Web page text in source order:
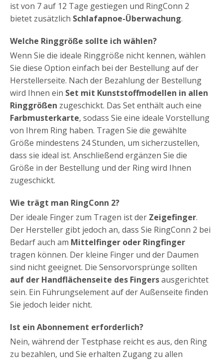
ist von 7 auf 12 Tage gestiegen und RingConn 2
bietet zusätzlich Schlafapnoe-Überwachung.
Welche Ringgröße sollte ich wählen?
Wenn Sie die ideale Ringgröße nicht kennen, wählen
Sie diese Option einfach bei der Bestellung auf der
Herstellerseite. Nach der Bezahlung der Bestellung
wird Ihnen ein Set mit Kunststoffmodellen in allen
Ringgrößen zugeschickt. Das Set enthält auch eine
Farbmusterkarte, sodass Sie eine ideale Vorstellung
von Ihrem Ring haben. Tragen Sie die gewählte
Größe mindestens 24 Stunden, um sicherzustellen,
dass sie ideal ist. Anschließend ergänzen Sie die
Größe in der Bestellung und der Ring wird Ihnen
zugeschickt.
Wie trägt man RingConn 2?
Der ideale Finger zum Tragen ist der Zeigefinger.
Der Hersteller gibt jedoch an, dass Sie RingConn 2 bei
Bedarf auch am Mittelfinger oder Ringfinger
tragen können. Der kleine Finger und der Daumen
sind nicht geeignet. Die Sensorvorsprünge sollten
auf der Handflächenseite des Fingersausgerichtet
sein. Ein Führungselement auf der Außenseite finden
Sie jedoch leider nicht.
Ist ein Abonnement erforderlich?
Nein, während der Testphase reicht es aus, den Ring
zu bezahlen, und Sie erhalten Zugang zu allen